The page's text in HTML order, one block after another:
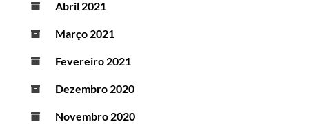
Abril 2021
Março 2021
Fevereiro 2021
Dezembro 2020
Novembro 2020